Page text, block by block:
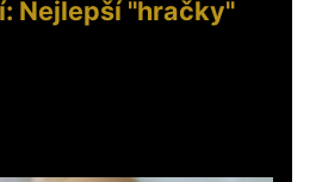
Nejlepší "hračky"